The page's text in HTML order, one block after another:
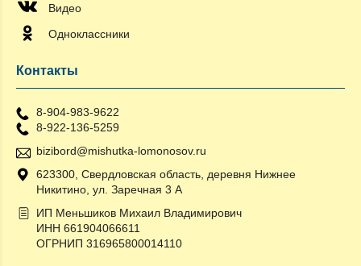
Видео
Одноклассники
Контакты
8-904-983-9622
8-922-136-5259
bizibord@mishutka-lomonosov.ru
623300, Свердловская область, деревня Нижнее
Никитино, ул. Заречная 3 А
ИП Меньшиков Михаил Владимирович
ИНН 661904066611
ОГРНИП 316965800014110